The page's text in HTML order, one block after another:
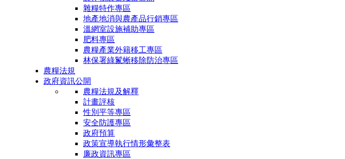
雜糧特作專區
地產地消與農產品行銷專區
溫網室設施補助專區
肥料專區
農糧產業外籍移工專區
林保署綠鬣蜥移除防治專區
農糧法規
政府資訊公開
農糧法規及解釋
計畫評核
性別平等專區
安全防護專區
政府預算
政策宣導執行情形彙整表
廉政資訊專區